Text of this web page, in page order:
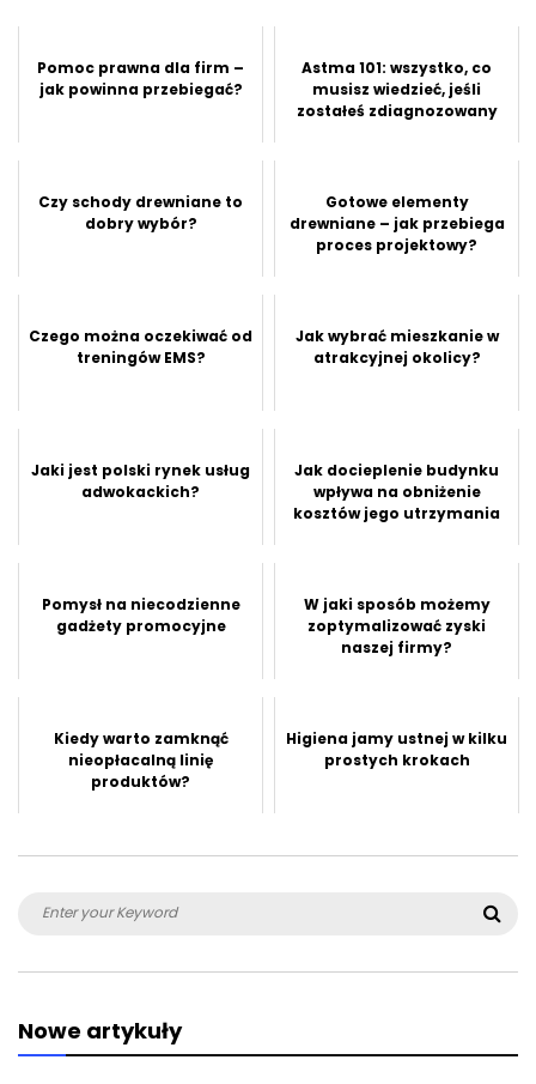
Pomoc prawna dla firm –
jak powinna przebiegać?
Astma 101: wszystko, co
musisz wiedzieć, jeśli
zostałeś zdiagnozowany
Czy schody drewniane to
dobry wybór?
Gotowe elementy
drewniane – jak przebiega
proces projektowy?
Czego można oczekiwać od
treningów EMS?
Jak wybrać mieszkanie w
atrakcyjnej okolicy?
Jaki jest polski rynek usług
adwokackich?
Jak docieplenie budynku
wpływa na obniżenie
kosztów jego utrzymania
Pomysł na niecodzienne
gadżety promocyjne
W jaki sposób możemy
zoptymalizować zyski
naszej firmy?
Kiedy warto zamknąć
nieopłacalną linię
produktów?
Higiena jamy ustnej w kilku
prostych krokach
Search
Nowe artykuły